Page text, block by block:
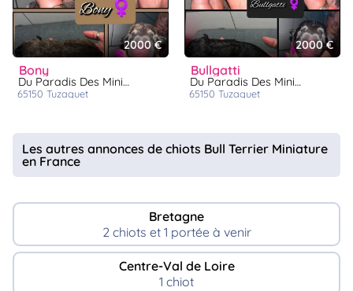
2000 €
bony
Du Paradis Des Mini Bulls
65150 tuzaguet
2000 €
bullgatti
Du Paradis Des Mini Bulls
65150 tuzaguet
Les autres annonces de chiots Bull Terrier Miniature
en France
Bretagne
2 chiots et 1 portée à venir
Centre-Val de Loire
1 chiot